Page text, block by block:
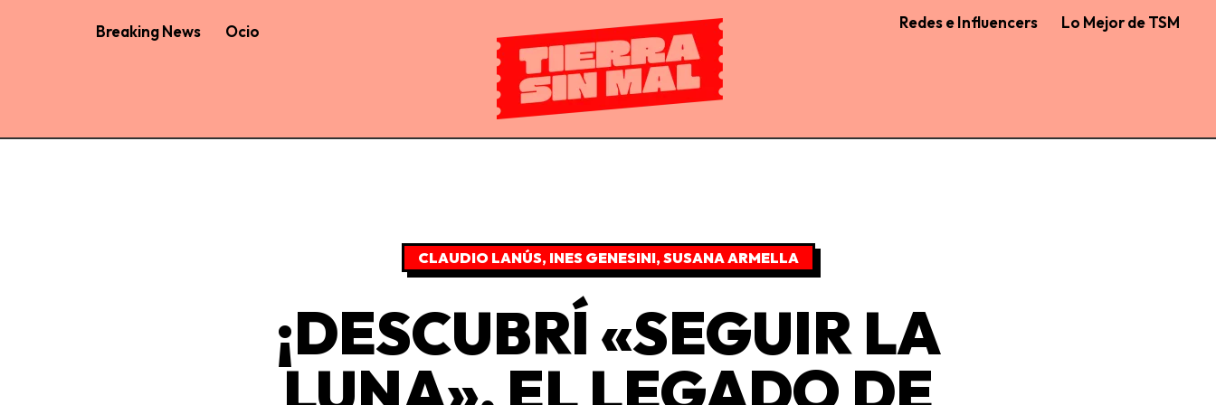
Breaking News Ocio Redes e Influencers Lo Mejor de TSM
CLAUDIO LANÚS, INES GENESINI,SUSANA ARMELLA
¡DESCUBRÍ «SEGUIR LA